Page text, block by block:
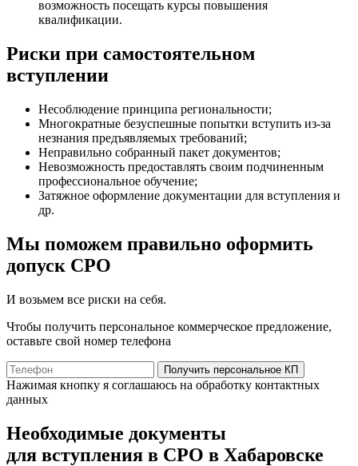
возможность посещать курсы повышения
квалификации.
Риски при самостоятельном
вступлении
Несоблюдение принципа региональности;
Многократные безуспешные попытки вступить из-за
незнания предъявляемых требований;
Неправильно собранный пакет документов;
Невозможность предоставлять своим подчиненным
профессиональное обучение;
Затяжное оформление документации для вступления и
др.
Мы поможем правильно оформить
допуск СРО
И возьмем все риски на себя.
Чтобы получить персональное коммерческое предложение,
оставьте свой номер телефона
Получить персональное КП
Нажимая кнопку я соглашаюсь на обработку контактных
данных
Необходимые документы
для вступления в СРО в Хабаровске